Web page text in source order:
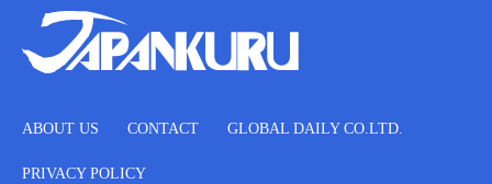
ABOUT US CONTACT GLOBAL DAILY CO.LTD.
PRIVACY POLICY